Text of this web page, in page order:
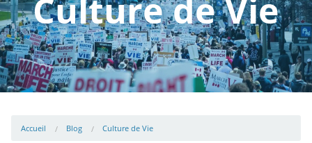
Boutique
Culture de Vie
Accueil Blog Culture de Vie